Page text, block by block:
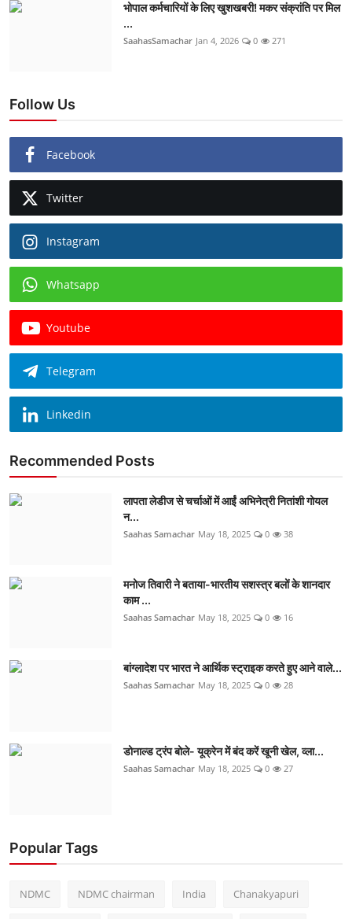
भोपाल कर्मचारियों के लिए खुशखबरी! मकर संक्रांति पर मिल
...
SaahasSamachar Jan 4, 2026 0 271
Follow Us
Facebook
Twitter
Instagram
Whatsapp
Youtube
Telegram
Linkedin
Recommended Posts
लापता लेडीज से चर्चाओं में आईं अभिनेत्री नितांशी गोयल
न...
Saahas Samachar May 18, 2025 0 38
मनोज तिवारी ने बताया-भारतीय सशस्त्र बलों के शानदार
काम ...
Saahas Samachar May 18, 2025 0 16
बांग्लादेश पर भारत ने आर्थिक स्ट्राइक करते हुए आने वाले...
Saahas Samachar May 18, 2025 0 28
डोनाल्ड ट्रंप बोले- यूक्रेन में बंद करें खूनी खेल, व्ला...
Saahas Samachar May 18, 2025 0 27
Popular Tags
NDMC NDMC chairman India Chanakyapuri